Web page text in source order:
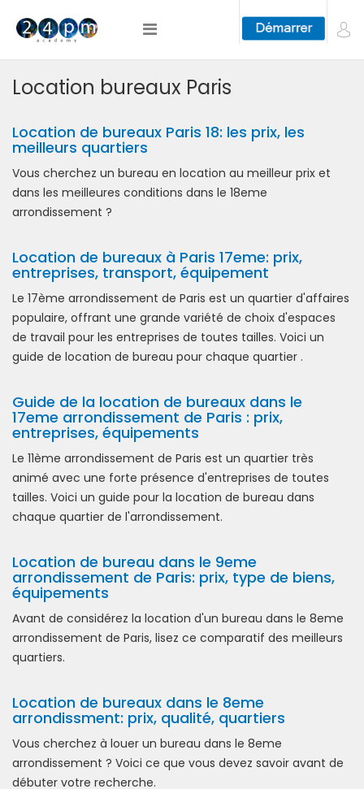
Location bureaux Paris
Location de bureaux Paris 18: les prix, les
meilleurs quartiers
Vous cherchez un bureau en location au meilleur prix et
dans les meilleures conditions dans le 18eme
arrondissement ?
Location de bureaux à Paris 17eme: prix,
entreprises, transport, équipement
Le 17ème arrondissement de Paris est un quartier d'affaires
populaire, offrant une grande variété de choix d'espaces
de travail pour les entreprises de toutes tailles. Voici un
guide de location de bureau pour chaque quartier .
Guide de la location de bureaux dans le
17eme arrondissement de Paris : prix,
entreprises, équipements
Le 11ème arrondissement de Paris est un quartier très
animé avec une forte présence d'entreprises de toutes
tailles. Voici un guide pour la location de bureau dans
chaque quartier de l'arrondissement.
Location de bureau dans le 9eme
arrondissement de Paris: prix, type de biens,
équipements
Avant de considérez la location d'un bureau dans le 8eme
arrondissement de Paris, lisez ce comparatif des meilleurs
quartiers.
Location de bureaux dans le 8eme
arrondissment: prix, qualité, quartiers
Vous cherchez à louer un bureau dans le 8eme
arrondissement ? Voici ce que vous devez savoir avant de
débuter votre recherche.